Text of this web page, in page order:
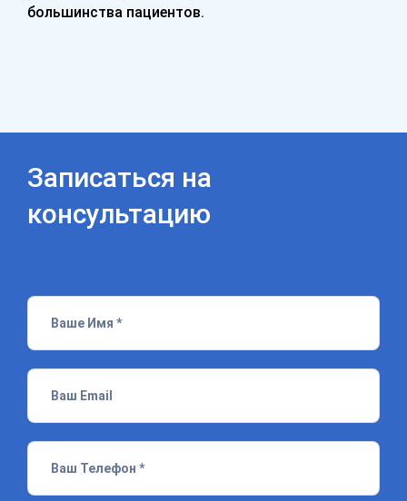
большинства пациентов.
Записаться на
консультацию